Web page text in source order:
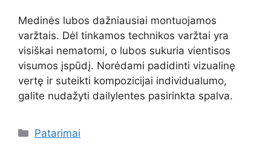
Medinės lubos dažniausiai montuojamos
varžtais. Dėl tinkamos technikos varžtai yra
visiškai nematomi, o lubos sukuria vientisos
visumos įspūdį. Norėdami padidinti vizualinę
vertę ir suteikti kompozicijai individualumo,
galite nudažyti dailylentes pasirinkta spalva.
Kategorijos
Patarimai